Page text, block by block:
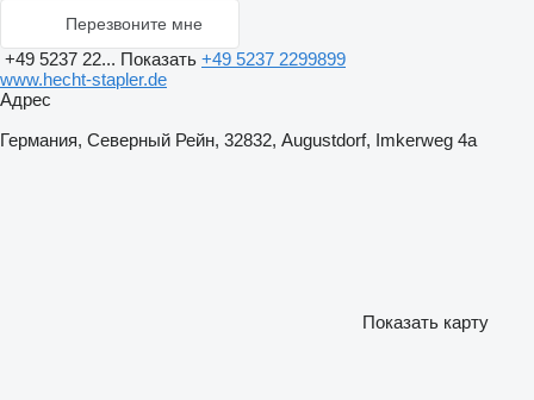
Перезвоните мне
+49 5237 22... Показать +49 5237 2299899
www.hecht-stapler.de
Адрес
Германия, Северный Рейн, 32832, Augustdorf, Imkerweg 4a
Показать карту